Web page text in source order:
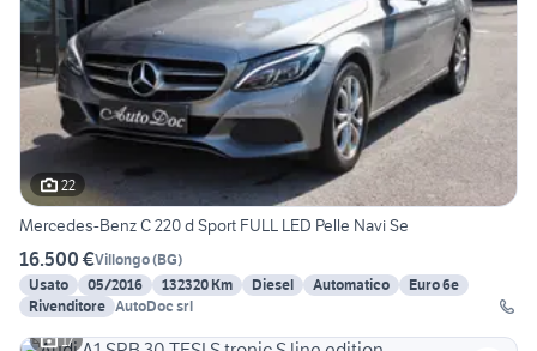
22
Mercedes-Benz C 220 d Sport FULL LED Pelle Navi Se
16.500 €Villongo(BG)
Usato
05/2016 132320 Km Diesel Automatico
Euro 6e
Rivenditore AutoDoc srl
17